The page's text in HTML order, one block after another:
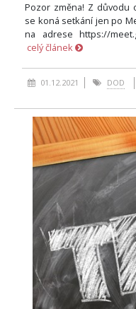
Pozor změna! Z důvodu
se koná setkání jen po
na adrese https://
celý článek
01.12.2021 DOD